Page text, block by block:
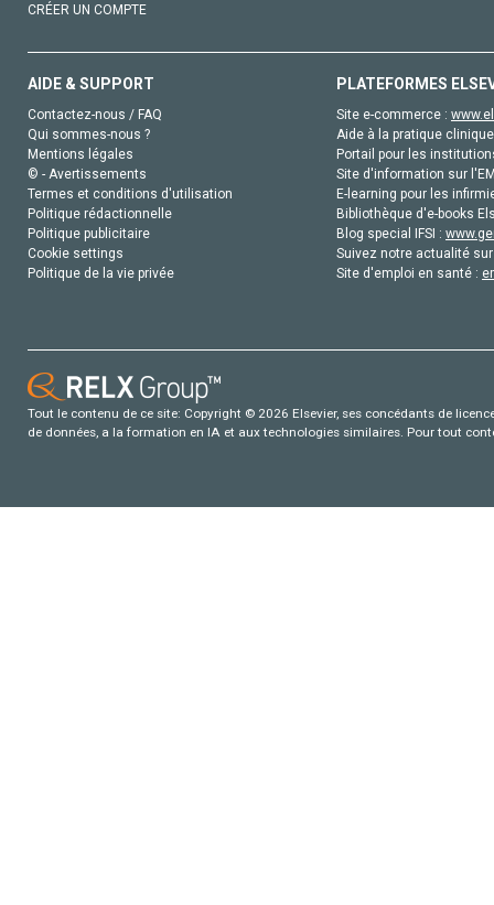
CRÉER UN COMPTE
AIDE & SUPPORT
Contactez-nous / FAQ
Qui sommes-nous ?
Mentions légales
© - Avertissements
Termes et conditions d'utilisation
Politique rédactionnelle
Politique publicitaire
Cookie settings
Politique de la vie privée
PLATEFORMES
Site e-commerce :
Aide à la pratique
Portail pour les
Site d'information sur
E-learning pour les
Bibliothèque d'e-books
Blog special IFSI :
Suivez notre actualité
Site d'emploi en santé :
Tout le contenu de ce site: Copyright © 2026 Elsevier, ses concédants de
de données, a la formation en IA et aux technologies similaires. Pour tout